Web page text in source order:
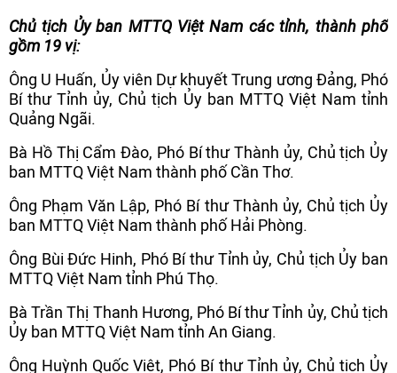
Chủ tịch Ủy ban MTTQ Việt Nam các tỉnh, thành phố
gồm 19 vị:
Ông U Huấn, Ủy viên Dự khuyết Trung ương Đảng, Phó
Bí thư Tỉnh ủy, Chủ tịch Ủy ban MTTQ Việt Nam tỉnh
Quảng Ngãi.
Bà Hồ Thị Cẩm Đào, Phó Bí thư Thành ủy, Chủ tịch Ủy
ban MTTQ Việt Nam thành phố Cần Thơ.
Ông Phạm Văn Lập, Phó Bí thư Thành ủy, Chủ tịch Ủy
ban MTTQ Việt Nam thành phố Hải Phòng.
Ông Bùi Đức Hinh, Phó Bí thư Tỉnh ủy, Chủ tịch Ủy ban
MTTQ Việt Nam tỉnh Phú Thọ.
Bà Trần Thị Thanh Hương, Phó Bí thư Tỉnh ủy, Chủ tịch
Ủy ban MTTQ Việt Nam tỉnh An Giang.
Ông Huỳnh Quốc Việt, Phó Bí thư Tỉnh ủy, Chủ tịch Ủy